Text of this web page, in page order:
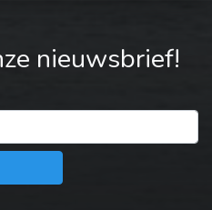
nieuwsbrief!